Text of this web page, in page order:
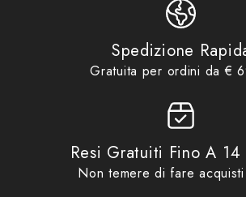
JG0220
Guanti Moto
Moto Estivi
fino ad €29,99
Promo
Spedizione
Gratuita per ordini da €
Resi Gratuiti Fino A
Non temere di fare